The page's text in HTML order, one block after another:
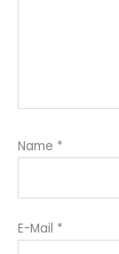
Name *
E-Mail *